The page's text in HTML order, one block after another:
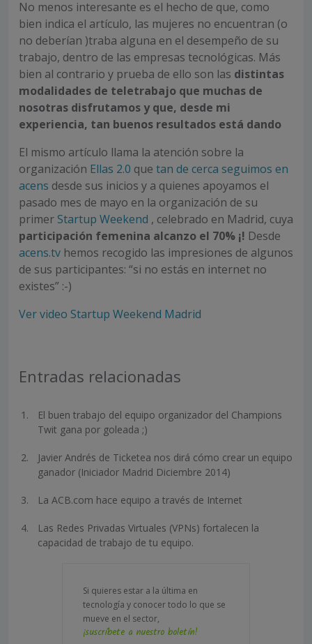
No menos interesante es el hecho de que, como
bien indica el artículo, las mujeres no encuentran (o
no deberían )traba alguna en el desempeño de su
trabajo, dentro de las empresas tecnológicas. Más
bien al contrario y prueba de ello son las distintas
modalidades de teletrabajo que muchas de
nosotras disfrutamos y que, desde mi
experiencia, tan buenos resultados está dando
El mismo artículo llama la atención sobre la
organización Ellas 2.0 que tan de cerca seguimos en
acens desde sus inicios y a quienes apoyamos el
pasado mes de mayo en la organización de su
primer Startup Weekend , celebrado en Madrid, cuya
participación femenina alcanzo el 70% ¡! Desde
acens.tv hemos recogido las impresiones de algunos
de sus participantes: “si no estás en internet no
existes” :-)
Ver video Startup Weekend Madrid
Entradas relacionadas
El buen trabajo del equipo organizador del Champions
Twit gana por goleada ;)
Javier Andrés de Ticketea nos dirá cómo crear un equipo
ganador (Iniciador Madrid Diciembre 2014)
La ACB.com hace equipo a través de Internet
Las Redes Privadas Virtuales (VPNs) fortalecen la
capacidad de trabajo de tu equipo.
Si quieres estar a la última en
tecnología y conocer todo lo que se
mueve en el sector,
¡suscríbete a nuestro boletín!